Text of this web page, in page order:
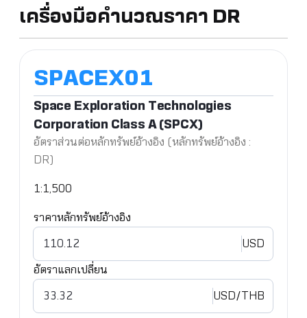
เครื่องมือคำนวณราคา DR
Space Exploration Technologies
Corporation Class A (SPCX)
อัตราส่วนต่อหลักทรัพย์อ้างอิง (หลักทรัพย์อ้างอิง :
DR)
1:1,500
ราคาหลักทรัพย์อ้างอิง
USD
อัตราแลกเปลี่ยน
USD/THB